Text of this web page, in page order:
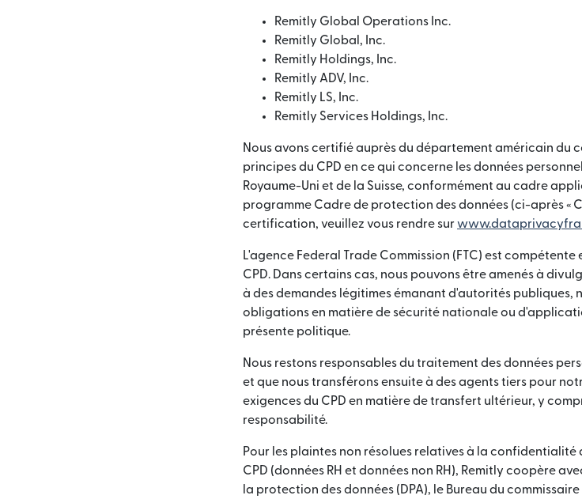
Remitly Global Operations Inc.
Remitly Global, Inc.
Remitly Holdings, Inc.
Remitly ADV, Inc.
Remitly LS, Inc.
Remitly Services Holdings, Inc.
Nous avons certifié auprès du département américain du
principes du CPD en ce qui concerne les données
Royaume-Uni et de la Suisse, conformément au cadre
programme Cadre de protection des données (ci-après «
certification, veuillez vous rendre sur
L'agence Federal Trade Commission (FTC) est
CPD. Dans certains cas, nous pouvons être amenés à
à des demandes légitimes émanant d'autorités publiques,
obligations en matière de sécurité nationale ou
présente politique.
Nous restons responsables du traitement des données
et que nous transférons ensuite à des agents tiers pour
exigences du CPD en matière de transfert ultérieur, y
responsabilité.
Pour les plaintes non résolues relatives à la
CPD (données RH et données non RH), Remitly coopère
la protection des données (DPA), le Bureau du